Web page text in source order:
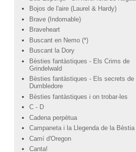
Bojos de l'aire (Laurel & Hardy)
Brave (Indomable)
Braveheart
Buscant en Nemo (*)
Buscant la Dory
Bèsties fantàstiques - Els Crims de
Grindelwald
Bèsties fantàstiques - Els secrets de
Dumbledore
Bèsties fantàstiques i on trobar-les
C - D
Cadena perpètua
Campaneta i la Llegenda de la Bèstia
Camí d'Oregon
Canta!